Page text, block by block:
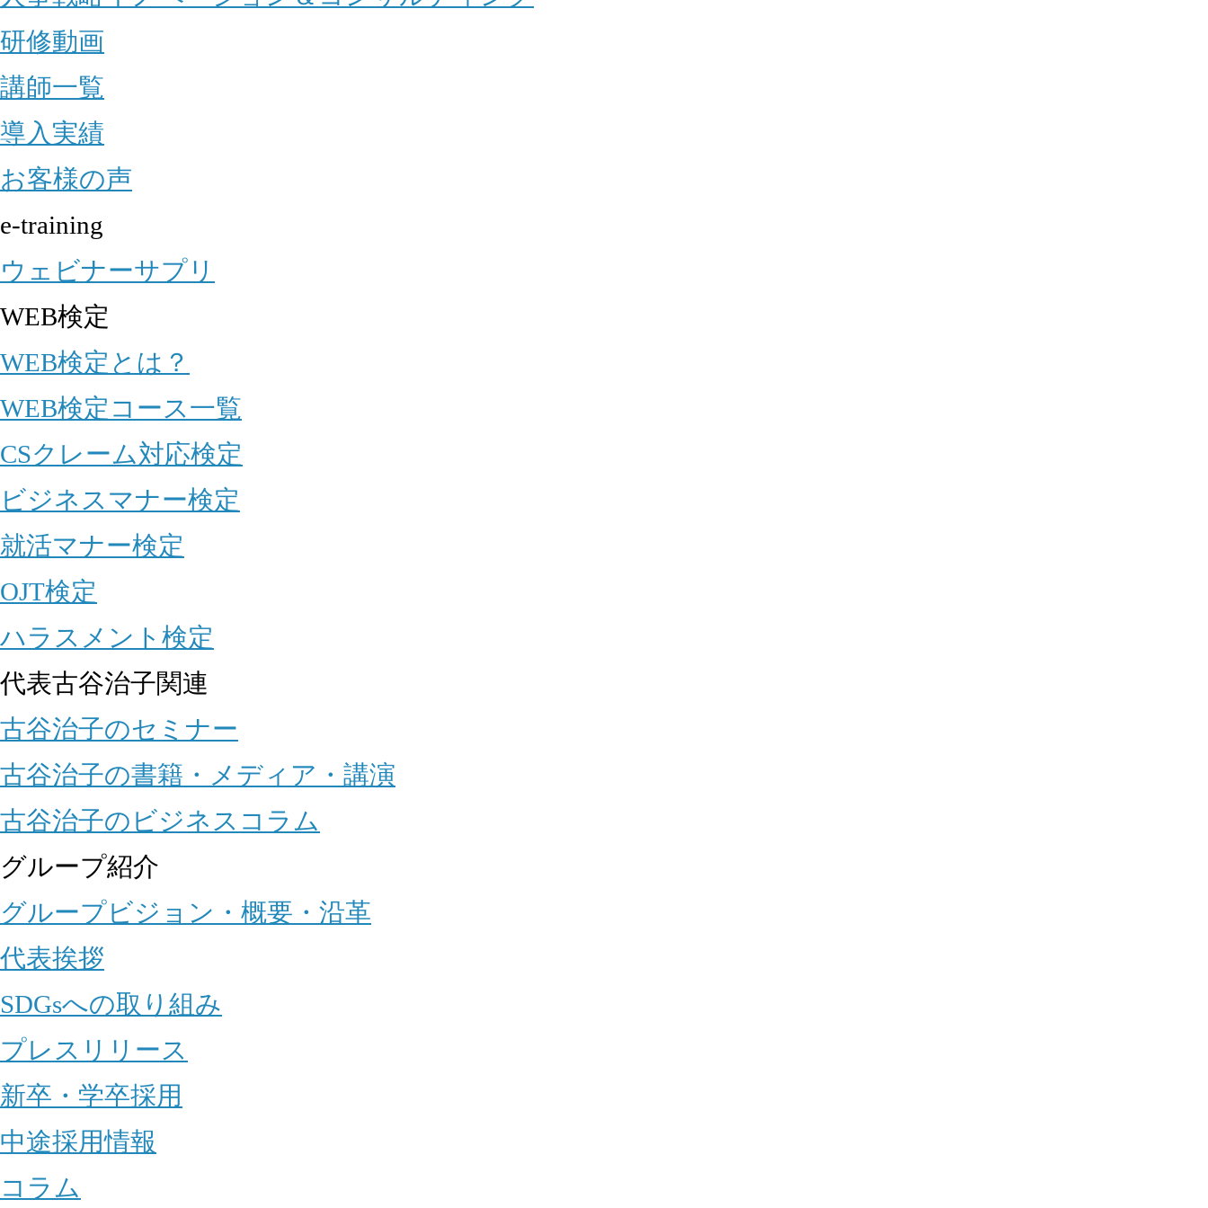
研修動画
講師一覧
導入実績
お客様の声
e-training
ウェビナーサプリ
WEB検定
WEB検定とは？
WEB検定コース一覧
CSクレーム対応検定
ビジネスマナー検定
就活マナー検定
OJT検定
ハラスメント検定
代表古谷治子関連
古谷治子のセミナー
古谷治子の書籍・メディア・講演
古谷治子のビジネスコラム
グループ紹介
グループビジョン・概要・沿革
代表挨拶
SDGsへの取り組み
プレスリリース
新卒・学卒採用
中途採用情報
コラム